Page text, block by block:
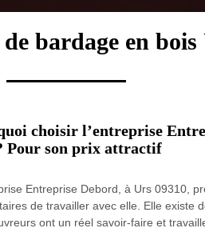
bardage en bois
choisir l’entreprise
Pour son prix attractif
Entreprise Debord, à Urs 09310,
de travailler avec elle. Elle existe
ont un réel savoir-faire et